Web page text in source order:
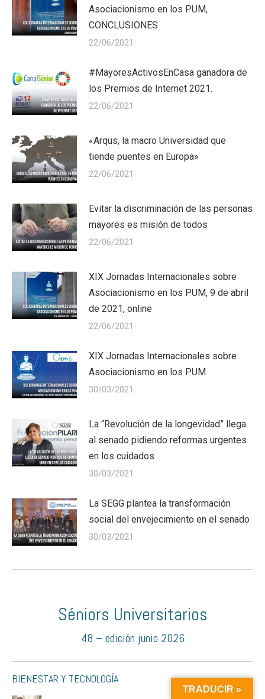
Asociacionismo en los PUM,
CONCLUSIONES
22/06/2021
#MayoresActivosEnCasa ganadora de
los Premios de Internet 2021.
22/06/2021
«Arqus, la macro Universidad que
tiende puentes en Europa»
22/06/2021
Evitar la discriminación de las personas
mayores es misión de todos
22/06/2021
XIX Jornadas Internacionales sobre
Asociacionismo en los PUM, 9 de abril
de 2021, online
22/06/2021
XIX Jornadas Internacionales sobre
Asociacionismo en los PUM
30/03/2021
La “Revolución de la longevidad” llega
al senado pidiendo reformas urgentes
en los cuidados
30/03/2021
La SEGG plantea la transformación
social del envejecimiento en el senado
30/03/2021
Séniors Universitarios
48 – edición junio 2026
BIENESTAR Y TECNOLOGÍA
TRADUCIR »